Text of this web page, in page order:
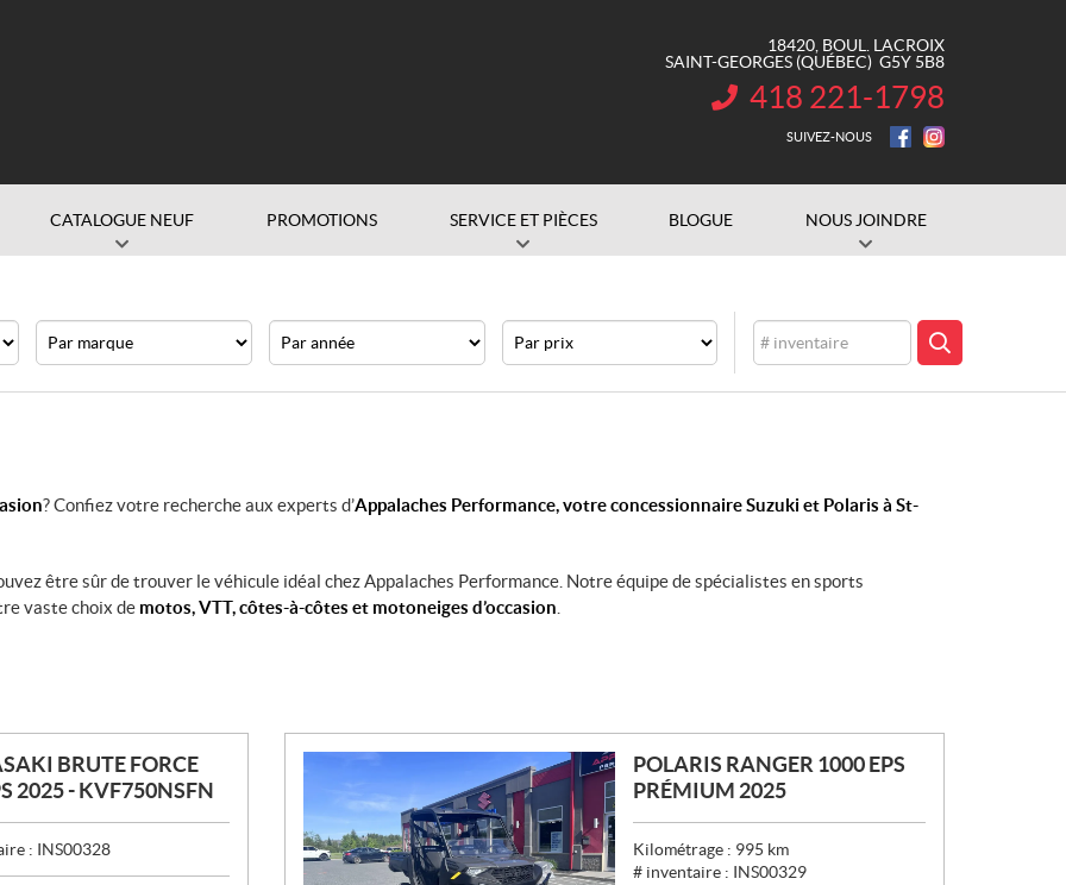
18420, BOUL. LACROIX
SAINT-GEORGES (QUÉBEC) G5Y 5B8
INFORMATION :
418 221-1798
SUIVEZ-NOUS
CATALOGUE NEUF PROMOTIONS SERVICE ET PIÈCES BLOGUE NOUS JOINDRE
CHERCHER
? Confiez votre recherche aux experts d’Appalaches Performance, votre concessionnaire Suzuki et Polaris à St-
être sûr de trouver le véhicule idéal chez Appalaches Performance. Notre équipe de spécialistes en sports
vaste choix de motos, VTT, côtes-à-côtes et motoneiges d’occasion
BRUTE FORCE
2025 - KVF750NSFN
: INS00328
POLARIS RANGER 1000 EPS
PRÉMIUM 2025
Kilométrage : 995 km
# inventaire : INS00329